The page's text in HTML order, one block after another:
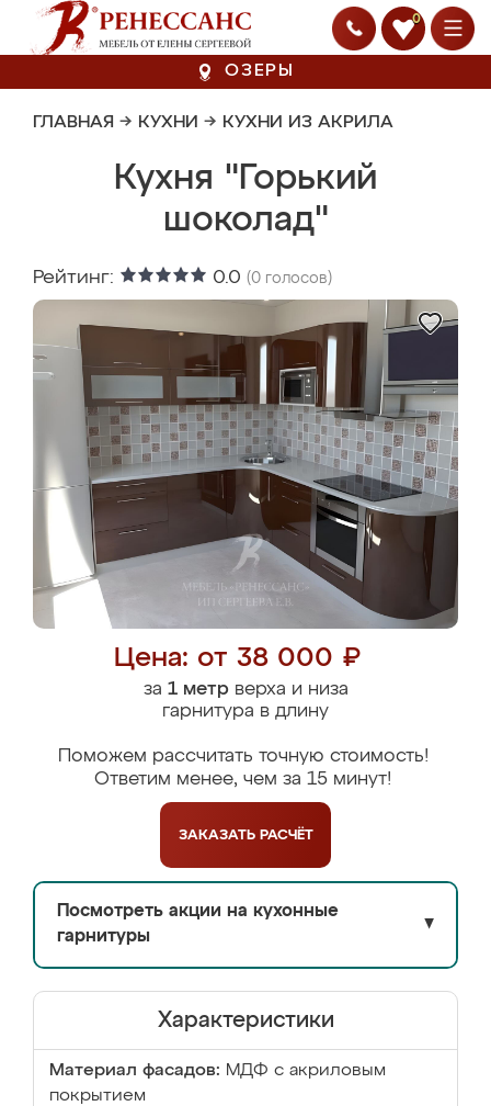
0
ОЗЕРЫ
ГЛАВНАЯ → КУХНИ → КУХНИ ИЗ АКРИЛА
Кухня "Горький
шоколад"
Рейтинг: 0.0 (0 голосов)
Цена: от 38 000 ₽
за 1 метрверха и низа
гарнитура в длину
Поможем рассчитать точную стоимость!
Ответим менее, чем за 15 минут!
ЗАКАЗАТЬ РАСЧЁТ
Посмотреть акции на кухонные
гарнитуры
▼
Характеристики
Материал фасадов: МДФ с акриловым
покрытием